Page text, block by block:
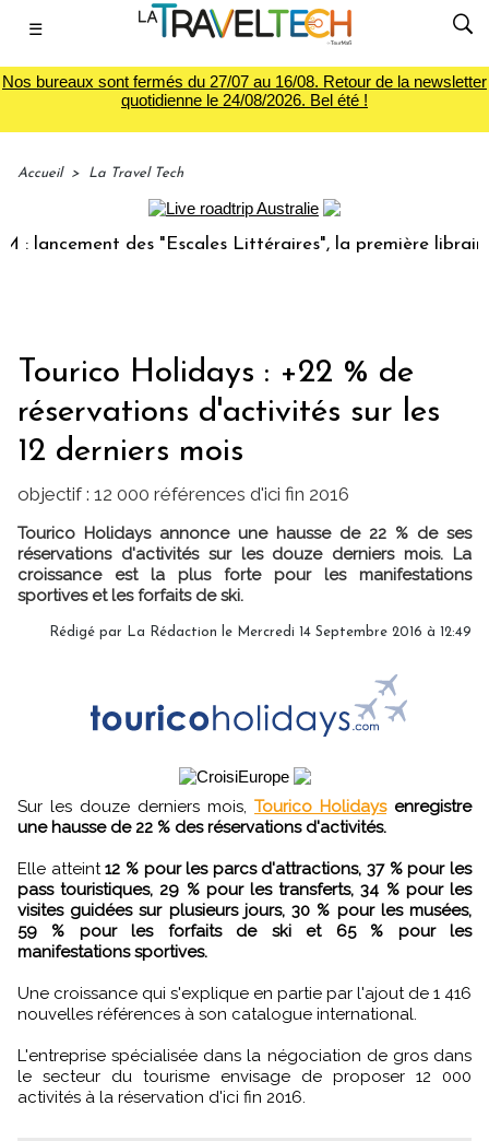
☰
Nos bureaux sont fermés du 27/07 au 16/08. Retour de la newsletter
quotidienne le 24/08/2026. Bel été !
Accueil > La Travel Tech
des "Escales Littéraires", la première librairie
Tourico Holidays : +22 % de
réservations d'activités sur les
12 derniers mois
objectif : 12 000 références d'ici fin 2016
Tourico Holidays annonce une hausse de 22 % de ses
réservations d'activités sur les douze derniers mois. La
croissance est la plus forte pour les manifestations
sportives et les forfaits de ski.
Rédigé par La Rédaction le Mercredi 14 Septembre 2016 à 12:49
Sur les douze derniers mois, Tourico Holidays enregistre
une hausse de 22 % des réservations d'activités.
Elle atteint12 % pour les parcs d'attractions, 37 % pour les
pass touristiques, 29 % pour les transferts, 34 % pour les
visites guidées sur plusieurs jours, 30 % pour les musées,
59 % pour les forfaits de ski et 65 % pour les
manifestations sportives.
Une croissance qui s'explique en partie par l'ajout de 1 416
nouvelles références à son catalogue international.
L'entreprise spécialisée dans la négociation de gros dans
le secteur du tourisme envisage de proposer 12 000
activités à la réservation d'ici fin 2016.